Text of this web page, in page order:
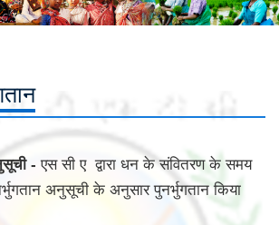
-एस सी ए द्वारा धन के संवितरण के समय
अनुसूची के अनुसार पुनर्भुगतान किया